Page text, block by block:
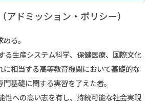
アドミッション・ポリシー）
る。
生産システム科学、保健医療、国際文化
に相当する高等教育機関において基礎的な
基礎に関する実習を了えた者。
への高い志を有し、持続可能な社会実現